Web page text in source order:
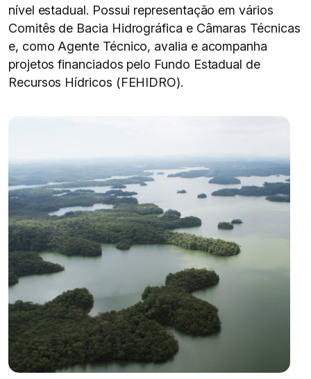
nível estadual. Possui representação em vários
Comitês de Bacia Hidrográfica e Câmaras Técnicas
e, como Agente Técnico, avalia e acompanha
projetos financiados pelo Fundo Estadual de
Recursos Hídricos (FEHIDRO).